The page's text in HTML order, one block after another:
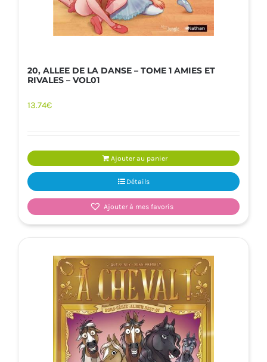
20, ALLEE DE LA DANSE – TOME 1 AMIES ET
RIVALES – VOL01
13.74€
Ajouter au panier
Détails
Ajouter à mes favoris